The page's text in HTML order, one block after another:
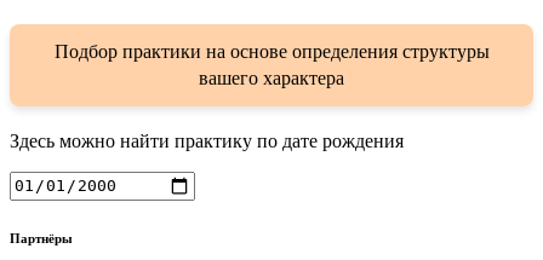
Подбор практики на основе определения структуры
вашего характера
Здесь можно найти практику по дате рождения
Партнёры